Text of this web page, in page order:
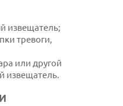
извещатель;
тревоги,
или другой
извещатель.